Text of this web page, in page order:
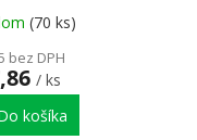
(70 ks)
bez DPH
/ ks
košíka